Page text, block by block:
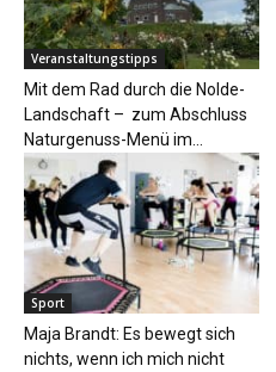
Veranstaltungstipps
Mit dem Rad durch die Nolde-
Landschaft – zum Abschluss
Naturgenuss-Menü im...
Sport
Maja Brandt: Es bewegt sich
nichts, wenn ich mich nicht